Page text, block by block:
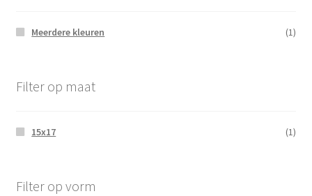
Meerdere kleuren (1)
Filter op maat
15x17 (1)
Filter op vorm